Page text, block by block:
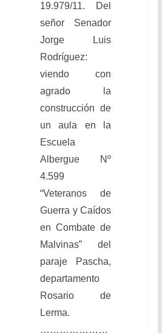
19.979/11. Del
señor Senador
Jorge Luis
Rodríguez:
viendocon
agrado la
construcción de
un aula en la
Escuela
Albergue Nº
4.599
“Veteranos de
Guerra y Caídos
en Combate de
Malvinas” del
paraje Pascha,
departamento
Rosario de
Lerma.
…………………